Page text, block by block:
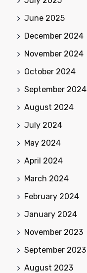
June 2025
December 2024
November 2024
October 2024
September 2024
August 2024
July 2024
May 2024
April 2024
March 2024
February 2024
January 2024
November 2023
September 2023
August 2023